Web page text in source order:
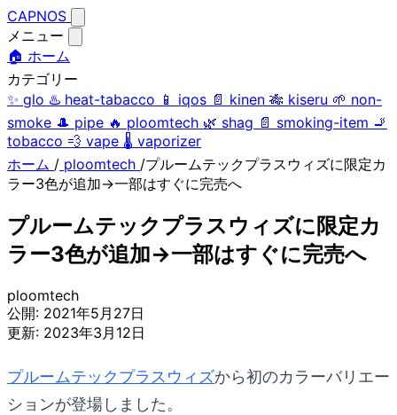
CAPNOS
メニュー
🏠 ホーム
カテゴリー
✨ glo ♨️ heat-tabacco 📱 iqos 📄 kinen 🎋 kiseru 🌱 non-
smoke 🎩 pipe 🔥 ploomtech 🌿 shag 📄 smoking-item 🚬
tobacco 💨 vape 🌡️ vaporizer
ホーム / ploomtech /プルームテックプラスウィズに限定カ
ラー3色が追加→一部はすぐに完売へ
プルームテックプラスウィズに限定カ
ラー3色が追加→一部はすぐに完売へ
ploomtech
公開: 2021年5月27日
更新: 2023年3月12日
プルームテックプラスウィズから初のカラーバリエー
ションが登場しました。